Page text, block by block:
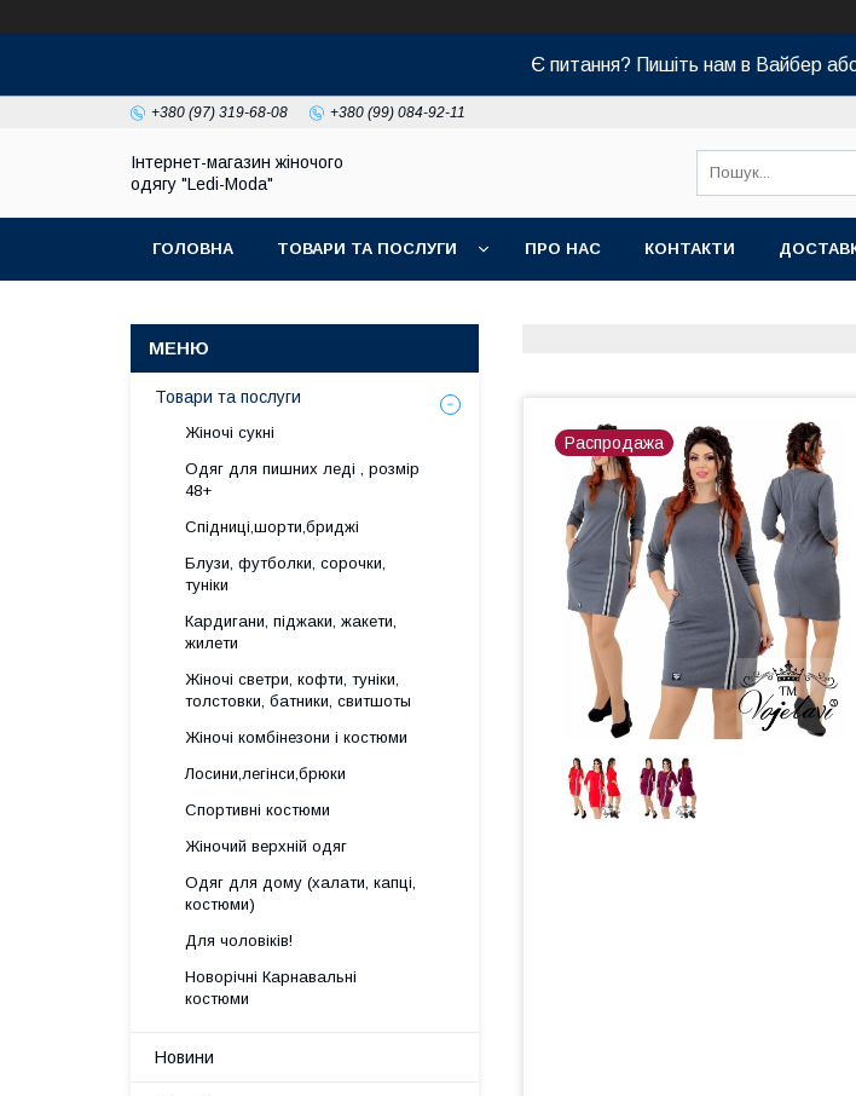
Є питання? Пишіть нам в Вайбер
+380 (97) 319-68-08 +380 (99) 084-92-11
Інтернет-магазин жіночого
одягу "Ledi-Moda"
ГОЛОВНА ТОВАРИ ТА ПОСЛУГИ ПРО НАС КОНТАКТИ
Распродажа
Товари та послуги
Жіночі сукні
Одяг для пишних леді , розмір
48+
Спідниці,шорти,бриджі
Блузи, футболки, сорочки,
туніки
Кардигани, піджаки, жакети,
жилети
Жіночі светри, кофти, туніки,
толстовки, батники, свитшоты
Жіночі комбінезони і костюми
Лосини,легінси,брюки
Спортивні костюми
Жіночий верхній одяг
Одяг для дому (халати, капці,
костюми)
Для чоловіків!
Новорічні Карнавальні
костюми
Новини